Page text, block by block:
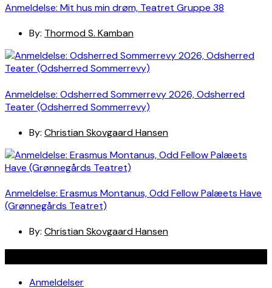
Anmeldelse: Mit hus min drøm, Teatret Gruppe 38
By: Thormod S. Kamban
Anmeldelse: Odsherred Sommerrevy 2026, Odsherred
Teater (Odsherred Sommerrevy)
By: Christian Skovgaard Hansen
Anmeldelse: Erasmus Montanus, Odd Fellow Palæets Have
(Grønnegårds Teatret)
By: Christian Skovgaard Hansen
Anmeldelser